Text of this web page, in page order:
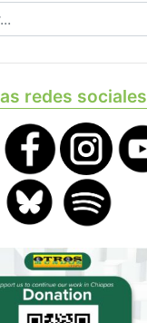
redes sociales